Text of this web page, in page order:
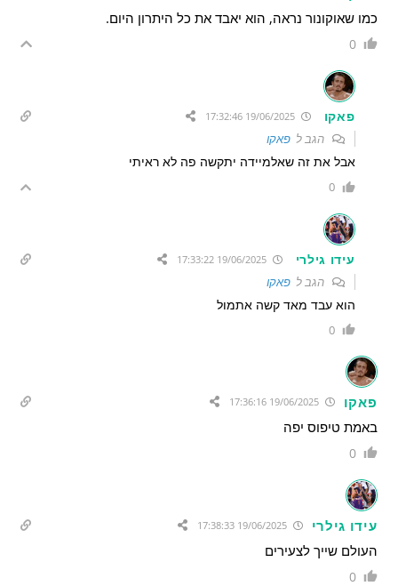
כמו שאוקונור נראה, הוא יאבד את כל היתרון היום.
0
פאקו 19/06/2025 17:32:46
הגב לפאקו
אבל את זה שאלמיידה יתקשה פה לא ראיתי
0
עידו גילרי 19/06/2025 17:33:22
הגב לפאקו
הוא עבד מאד קשה אתמול
0
פאקו 19/06/2025 17:36:16
באמת טיפוס יפה
0
עידו גילרי 19/06/2025 17:38:33
העולם שייך לצעירים
0